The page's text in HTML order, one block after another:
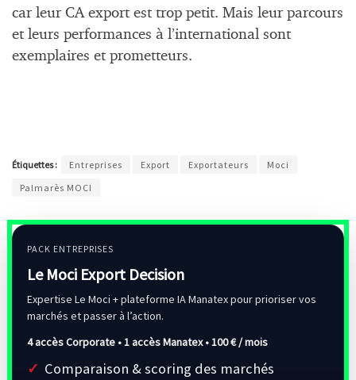
car leur CA export est trop petit. Mais leur parcours
et leurs performances à l’international sont
exemplaires et prometteurs.
Étiquettes : Entreprises Export Exportateurs
Moci
Palmarès MOCI
PACK ENTREPRISES
Le Moci Export Decision
Expertise Le Moci + plateforme IA Manatex pour prioriser vos
marchés et passer à l’action.
4 accès Corporate • 1 accès Manatex •100 € / mois
Comparaison & scoring des marchés